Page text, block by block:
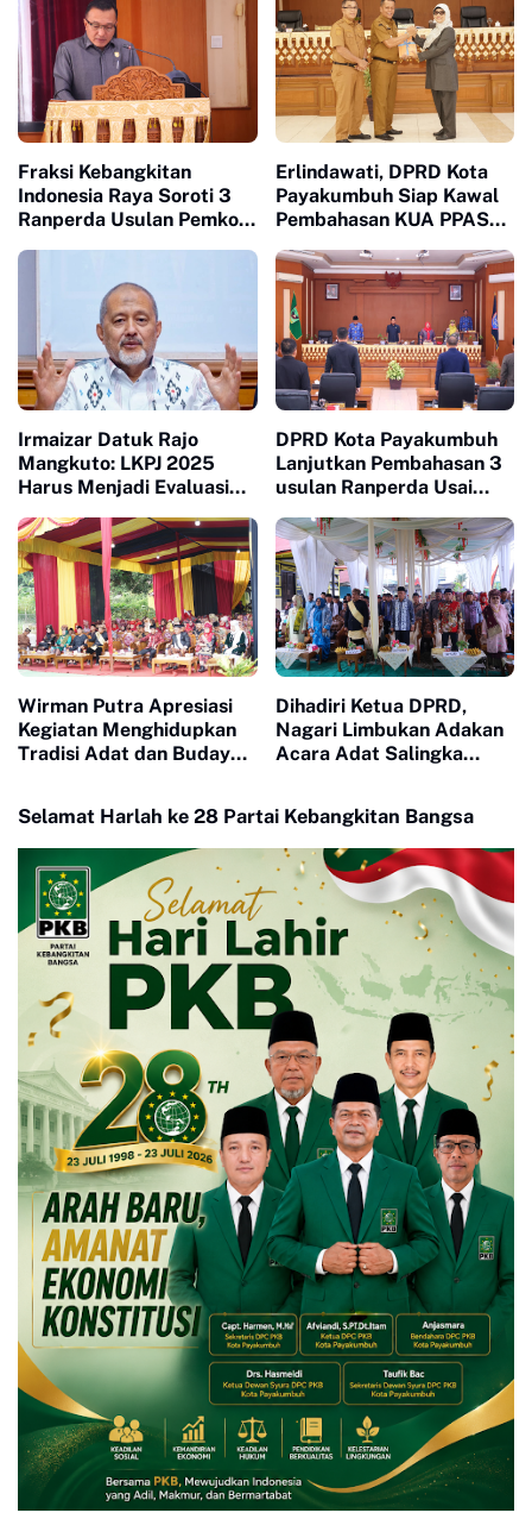
Fraksi Kebangkitan
Indonesia Raya Soroti 3
Ranperda Usulan Pemko
Erlindawati, DPRD Kota
Payakumbuh Siap Kawal
Pembahasan KUA PPAS
Irmaizar Datuk Rajo
Mangkuto: LKPJ 2025
Harus Menjadi Evaluasi
Lesunya Ekonomi
Masyarakat
DPRD Kota Payakumbuh
Lanjutkan Pembahasan 3
usulan Ranperda Usai
Walikota Atas Pandangan
Fraksi fraksi
Wirman Putra Apresiasi
Kegiatan Menghidupkan
Tradisi Adat dan Budaya
Dihadiri Ketua DPRD,
Nagari Limbukan Adakan
Acara Adat Salingka
Selamat Harlah ke 28 Partai Kebangkitan Bangsa